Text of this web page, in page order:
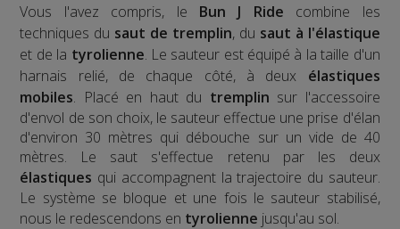
Vous l'avez compris, le Bun J Ride combine les
techniques du saut de tremplin, du saut à l'élastique
et de la tyrolienne. Le sauteur est équipé à la taille d'un
harnais relié, de chaque côté, à deux élastiques
mobiles. Placé en haut du tremplin sur l'accessoire
d'envol de son choix, le sauteur effectue une prise d'élan
d'environ 30 mètres qui débouche sur un vide de 40
mètres. Le saut s'effectue retenu par les deux
élastiques qui accompagnent la trajectoire du sauteur.
Le système se bloque et une fois le sauteur stabilisé,
nous le redescendons en tyrolienne jusqu'au sol.